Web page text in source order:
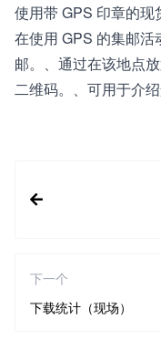
使用带 GPS 印章的现
在使用 GPS 的集邮
邮。、通过在该地点
二维码。、可用于介绍
下一个
下载统计（现场）